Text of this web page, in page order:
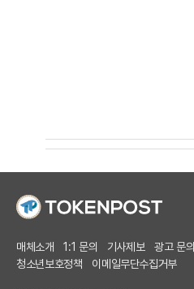
매체소개 1:1 문의 기사제보 광고 문의
청소년보호정책
이메일무단수집거부